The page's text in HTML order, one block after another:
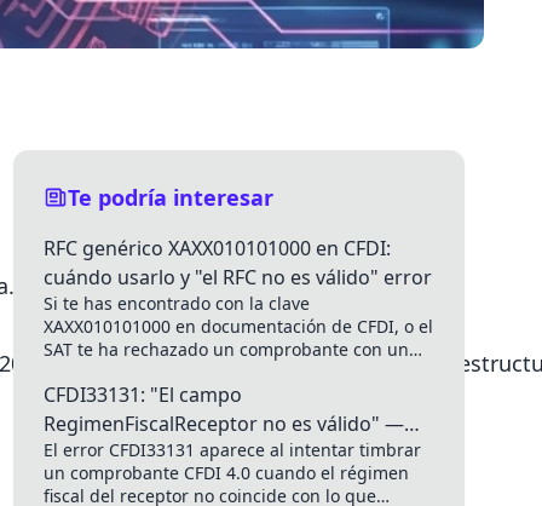
nomina12/
Te podría interesar
RFC genérico XAXX010101000 en CFDI:
cuándo usarlo y "el RFC no es válido" error
Si te has encontrado con la clave
XAXX010101000 en documentación de CFDI, o el
SAT te ha rechazado un comprobante con un
CFDI33131: "El campo
RegimenFiscalReceptor no es válido" —
Error CFDI SAT México
El error CFDI33131 aparece al intentar timbrar
un comprobante CFDI 4.0 cuando el régimen
fiscal del receptor no coincide con lo que